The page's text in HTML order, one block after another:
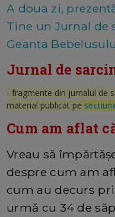
A doua zi,
Tine un Jurnal de
Geanta
Jurnal de
- fragmente din jurnalul de
material publicat pe
Cum am aflat
Vreau să
despre cum am
cum au decurs
urmă cu 34 de